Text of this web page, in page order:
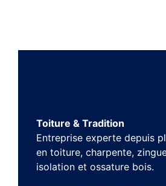
Toiture & Tradition
Entreprise experte depuis
en toiture, charpente,
isolation et ossature bois.